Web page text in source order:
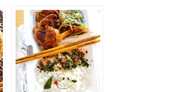
いフルーツアート♪